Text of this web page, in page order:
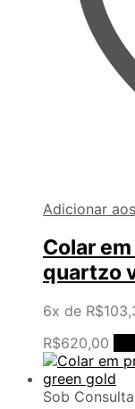
Adicionar
Colar
quartzo
6x de R$
R$620,00
Sob Consulta